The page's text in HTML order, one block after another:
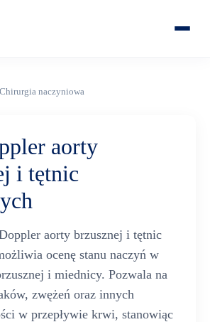
naczyniowa
aorty
i tętnic
aorty brzusznej i tętnic
ocenę stanu naczyń w
i miednicy. Pozwala na
zwężeń oraz innych
w przepływie krwi, stanowiąc